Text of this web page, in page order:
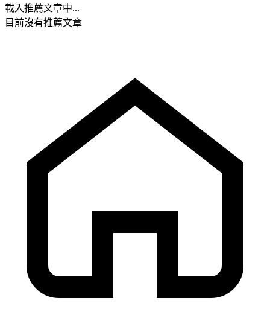
載入推薦文章中...
目前沒有推薦文章